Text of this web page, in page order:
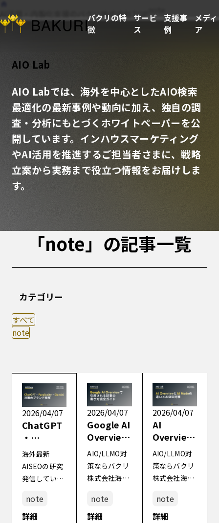
バクリの特
徴
サービ
ス
支援事
例
メディ
ア
AI活用・内製化支援のバクリ株式会社TOP
AIO Lab
AIO Labでは、海外を中心としたAIO検索
最適化の最新事例や動向に加え、独自の調
査・分析にもとづくホワイトペーパーを公
開しています。インハウスマーケティング
やAI活用を推進するご担当者さまに、戦略
立案から実務まで役立つ情報をお届けしま
す。
「note」の記事一覧
カテゴリー
すべて
note
2026/04/07
ChatGPT
・
Perplexit
y・
Gemini対
策のブラ
ンド戦略
海外最新
AISEOの研究
発信している
会社です 「う
ちのサービ
note
詳細
2026/04/07
Google AI
Overview
で引用さ
れる記事
の書き方
完全ガイ
ド
AIO/LLMO対
策ならバクリ
株式会社海外
研究発信して
いるBAKURI
note
詳細
2026/04/07
AI
Overview
とAI
Modeの違
いと
AISEO対
策
AIO/LLMO対
策ならバクリ
株式会社海外
研究発信して
いるBAKURI
note
詳細